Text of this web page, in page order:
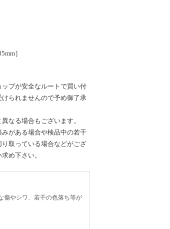
］
プが安全なルートで買い付
られませんので予め御了承
なる場合もございます。
がある場合や検品中の若干
取っている場合などがござ
め下さい。
傷やシワ、若干の色落ち等が